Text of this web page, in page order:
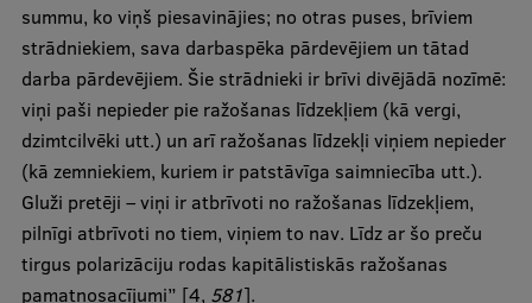
summu, ko viņš piesavinājies; no otras puses, brīviem
strādniekiem, sava darbaspēka pārdevējiem un tātad
darba pārdevējiem. Šie strādnieki ir brīvi divējādā nozīmē:
viņi paši nepieder pie ražošanas līdzekļiem (kā vergi,
dzimtcilvēki utt.) un arī ražošanas līdzekļi viņiem nepieder
(kā zemniekiem, kuriem ir patstāvīga saimniecība utt.).
Gluži pretēji – viņi ir atbrīvoti no ražošanas līdzekļiem,
pilnīgi atbrīvoti no tiem, viņiem to nav. Līdz ar šo preču
tirgus polarizāciju rodas kapitālistiskās ražošanas
pamatnosacījumi” [4, 581].